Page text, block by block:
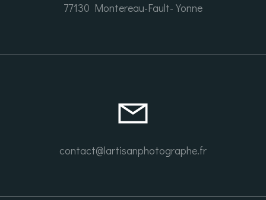
77130 Montereau-Fault-Yonne
contact@lartisanphotographe.fr